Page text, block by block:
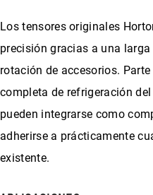
Los tensores originales
precisión gracias a una
rotación de accesorios.
completa de refrigeración
pueden integrarse como
adherirse a prácticamente
existente.